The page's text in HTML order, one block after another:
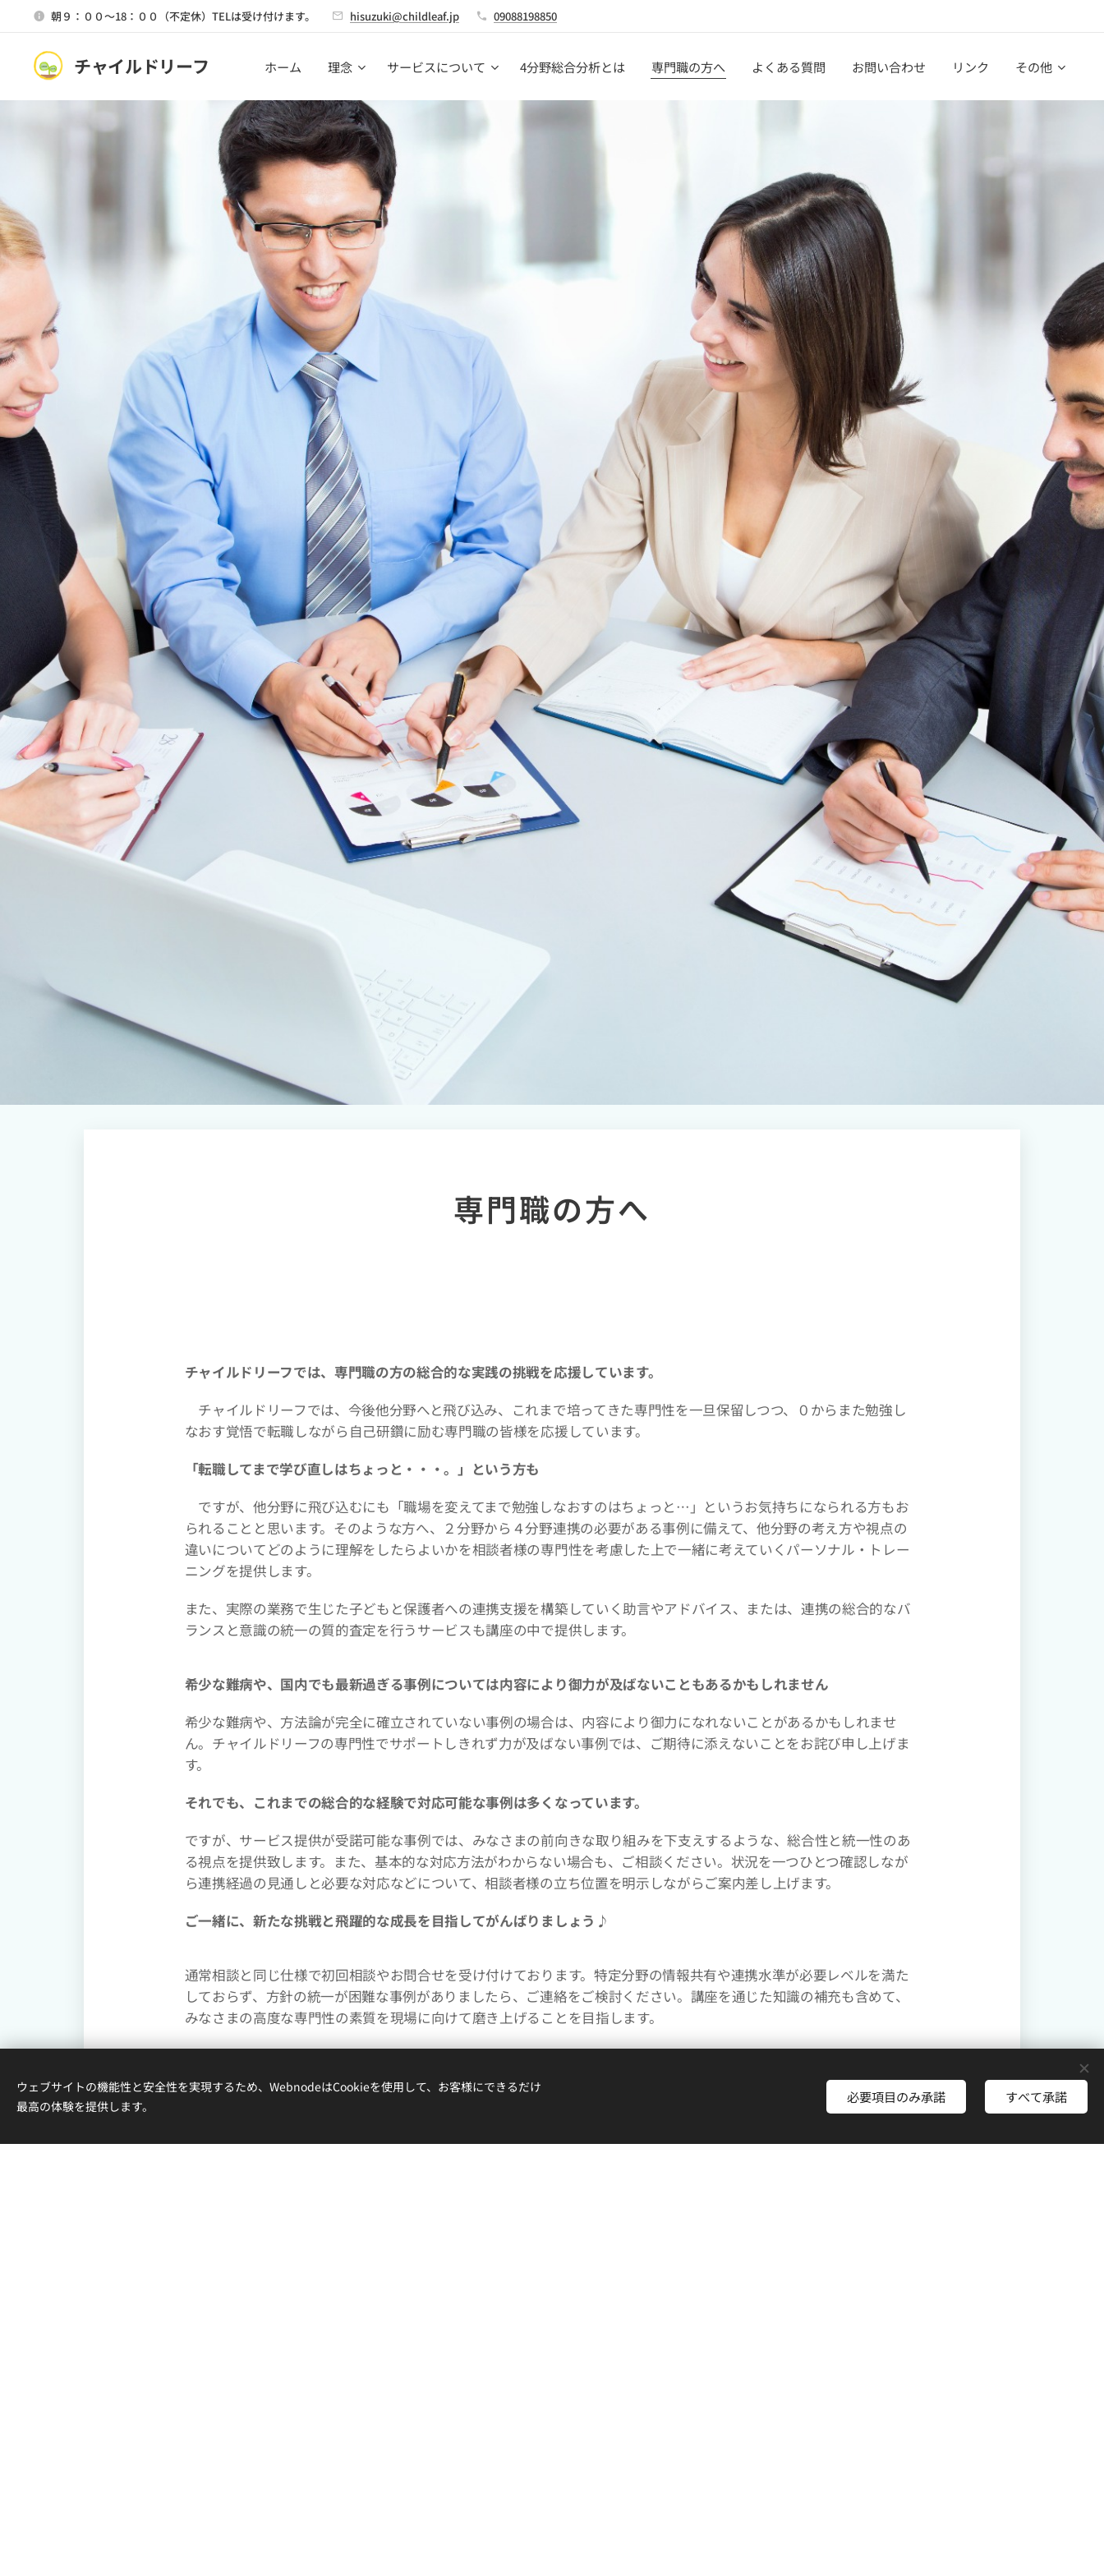
朝９：００～18：００（不定休）TELは受け付けます。 hisuzuki@childleaf.jp 09088198850
チャイルドリーフ ホーム 理念 サービスについて 4分野総合分析とは 専門職の方へ よくある質問 お問い合わせ リンク その他
専門職の方へ
チャイルドリーフでは、専門職の方の総合的な実践の挑戦を応援しています。
チャイルドリーフでは、今後他分野へと飛び込み、これまで培ってきた専門性を一旦保留しつつ、０からまた勉強し
なおす覚悟で転職しながら自己研鑽に励む専門職の皆様を応援しています。
「転職してまで学び直しはちょっと・・・。」という方も
ですが、他分野に飛び込むにも「職場を変えてまで勉強しなおすのはちょっと…」というお気持ちになられる方もお
られることと思います。そのような方へ、２分野から４分野連携の必要がある事例に備えて、他分野の考え方や視点の
違いについてどのように理解をしたらよいかを相談者様の専門性を考慮した上で一緒に考えていくパーソナル・トレー
ニングを提供します。
また、実際の業務で生じた子どもと保護者への連携支援を構築していく助言やアドバイス、または、連携の総合的なバ
ランスと意識の統一の質的査定を行うサービスも講座の中で提供します。
希少な難病や、国内でも最新過ぎる事例については内容により御力が及ばないこともあるかもしれません
希少な難病や、方法論が完全に確立されていない事例の場合は、内容により御力になれないことがあるかもしれませ
ん。チャイルドリーフの専門性でサポートしきれず力が及ばない事例では、ご期待に添えないことをお詫び申し上げま
す。
それでも、これまでの総合的な経験で対応可能な事例は多くなっています。
ですが、サービス提供が受諾可能な事例では、みなさまの前向きな取り組みを下支えするような、総合性と統一性のあ
る視点を提供致します。また、基本的な対応方法がわからない場合も、ご相談ください。状況を一つひとつ確認しなが
ら連携経過の見通しと必要な対応などについて、相談者様の立ち位置を明示しながらご案内差し上げます。
ご一緒に、新たな挑戦と飛躍的な成長を目指してがんばりましょう♪
通常相談と同じ仕様で初回相談やお問合せを受け付けております。特定分野の情報共有や連携水準が必要レベルを満た
しておらず、方針の統一が困難な事例がありましたら、ご連絡をご検討ください。講座を通じた知識の補充も含めて、
みなさまの高度な専門性の素質を現場に向けて磨き上げることを目指します。
ウェブサイトの機能性と安全性を実現するため、WebnodeはCookieを使用して、お客様にできるだけ
最高の体験を提供します。
必要項目のみ承諾 すべて承諾